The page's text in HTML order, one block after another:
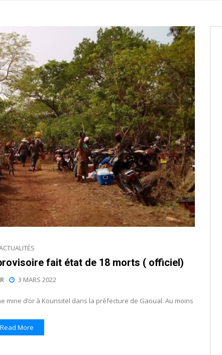
provisoires et des
4 juin à 18h
partiels des élections de mai
partiels des élections de mai
fait état de 18 morts ( officiel)
3 MARS 2022
mine d’or à Kounsitel dans la préfecture de Gaoual. Au moins
Read More